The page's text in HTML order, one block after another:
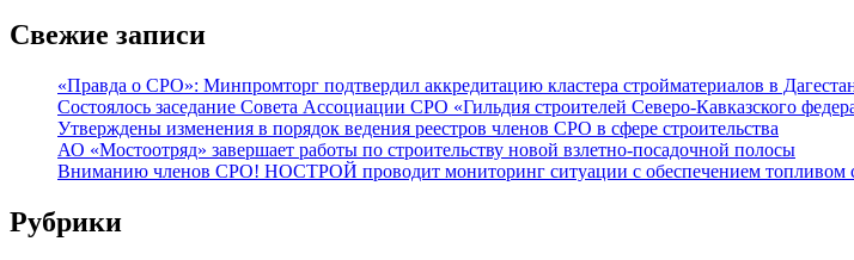
Свежие записи
«Правда о СРО»: Минпромторг подтвердил аккредитацию кластера стройматериалов в
Состоялось заседание Совета Ассоциации СРО «Гильдия строителей Северо-Кавказского
Утверждены изменения в порядок ведения реестров членов СРО в сфере строительства
АО «Мостоотряд» завершает работы по строительству новой взлетно-посадочной полосы
Вниманию членов СРО! НОСТРОЙ проводит мониторинг ситуации с обеспечением топливом
Рубрики